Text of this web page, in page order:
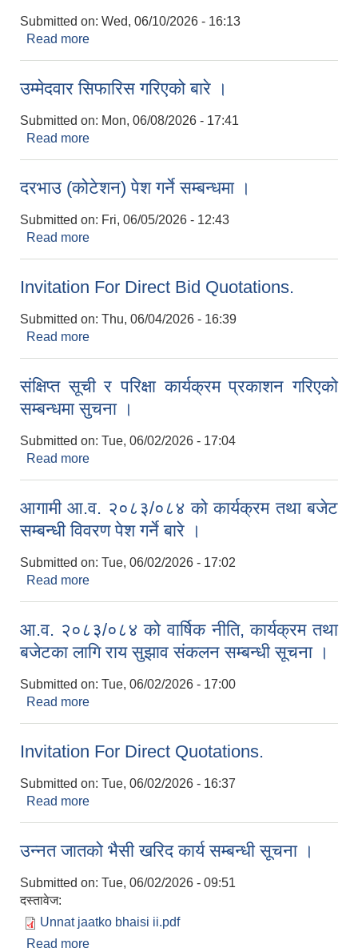
Submitted on: Wed, 06/10/2026 - 16:13
Read more
उम्मेदवार सिफारिस गरिएको बारे ।
Submitted on: Mon, 06/08/2026 - 17:41
Read more
दरभाउ (कोटेशन) पेश गर्ने सम्बन्धमा ।
Submitted on: Fri, 06/05/2026 - 12:43
Read more
Invitation For Direct Bid Quotations.
Submitted on: Thu, 06/04/2026 - 16:39
Read more
संक्षिप्त सूची र परिक्षा कार्यक्रम प्रकाशन गरिएको
सम्बन्धमा सुचना ।
Submitted on: Tue, 06/02/2026 - 17:04
Read more
आगामी आ.व. २०८३/०८४ को कार्यक्रम तथा बजेट
सम्बन्धी विवरण पेश गर्ने बारे ।
Submitted on: Tue, 06/02/2026 - 17:02
Read more
आ.व. २०८३/०८४ को वार्षिक नीति, कार्यक्रम तथा
बजेटका लागि राय सुझाव संकलन सम्बन्धी सूचना ।
Submitted on: Tue, 06/02/2026 - 17:00
Read more
Invitation For Direct Quotations.
Submitted on: Tue, 06/02/2026 - 16:37
Read more
उन्नत जातको भैसी खरिद कार्य सम्बन्धी सूचना ।
Submitted on: Tue, 06/02/2026 - 09:51
दस्तावेज:
Unnat jaatko bhaisi ii.pdf
Read more